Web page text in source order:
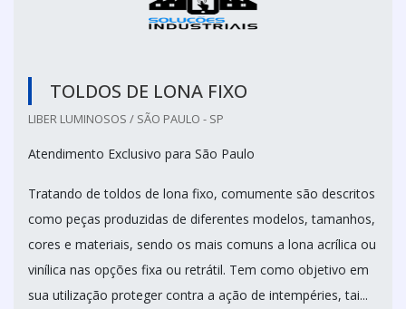
TOLDOS DE LONA FIXO
LIBER LUMINOSOS / SÃO PAULO - SP
Atendimento Exclusivo para São Paulo
Tratando de toldos de lona fixo, comumente são descritos
como peças produzidas de diferentes modelos, tamanhos,
cores e materiais, sendo os mais comuns a lona acrílica ou
vinílica nas opções fixa ou retrátil. Tem como objetivo em
sua utilização proteger contra a ação de intempéries, tai...